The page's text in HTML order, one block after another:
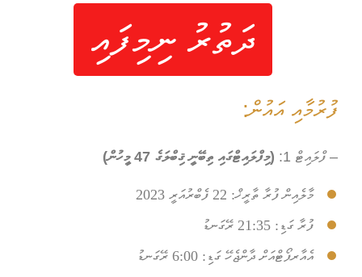
ދަތުރު ނިމިފައި
ފުރުމާއި އައުން:
– ފްލައިޓް 1: (މިފްލައިޓްގައި ތިބޭނީ ޤިބްލަގެ 47 މީހުން)
މާލެއިން ފުރާ ތާރީޚް:
ފުރާ ގަޑި:
އެއާރޕޯޓްއަށް ދާންޖެހޭ ގަޑި: 6:00 ރޭގަނޑު